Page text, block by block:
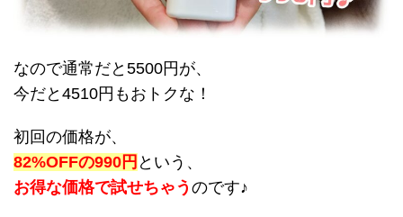
なので通常だと5500円が、
今だと4510円もおトクな！
初回の価格が、
82%OFFの990円 という、
お得な価格で試せちゃう のです♪